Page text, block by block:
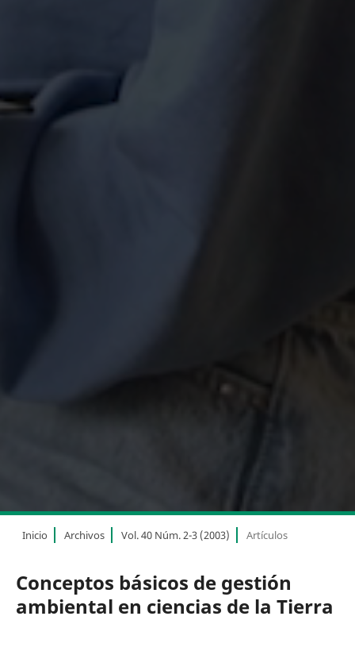
Inicio Archivos Vol. 40 Núm. 2-3 (2003) Artículos
Conceptos básicos de gestión
ambiental en ciencias de la Tierra